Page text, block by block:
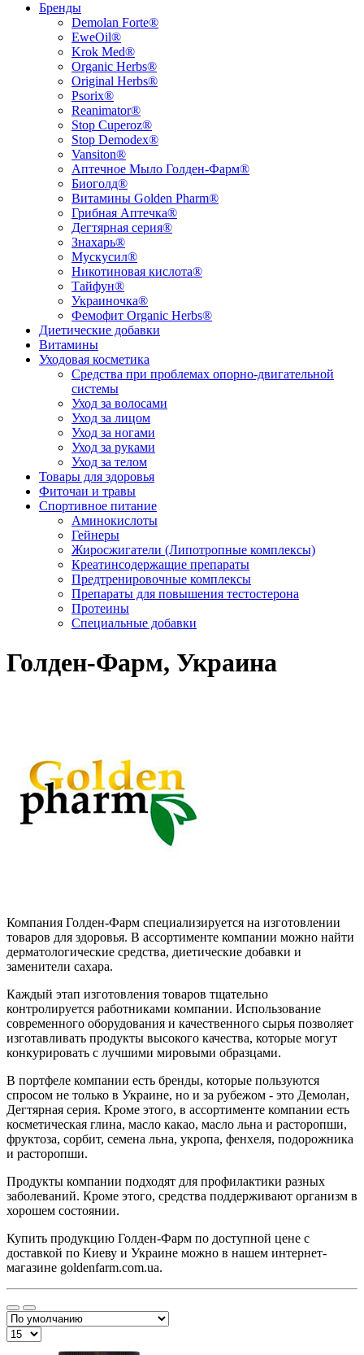
Бренды
Demolan Forte®
EweOil®
Krok Med®
Organic Herbs®
Original Herbs®
Psorix®
Reanimator®
Stop Cuperoz®
Stop Demodex®
Vansiton®
Аптечное Мыло Голден-Фарм®
Биоголд®
Витамины Golden Pharm®
Грибная Аптечка®
Дегтярная серия®
Знахарь®
Мускусил®
Никотиновая кислота®
Тайфун®
Украиночка®
Фемофит Organic Herbs®
Диетические добавки
Витамины
Уходовая косметика
Средства при проблемах опорно-двигательной
системы
Уход за волосами
Уход за лицом
Уход за ногами
Уход за руками
Уход за телом
Товары для здоровья
Фиточаи и травы
Спортивное питание
Аминокислоты
Гейнеры
Жиросжигатели (Липотропные комплексы)
Креатинсодержащие препараты
Предтренировочные комплексы
Препараты для повышения тестостерона
Протеины
Специальные добавки
Голден-Фарм, Украина
Компания Голден-Фарм специализируется на изготовлении
товаров для здоровья. В ассортименте компании можно найти
дерматологические средства, диетические добавки и
заменители сахара.
Каждый этап изготовления товаров тщательно
контролируется работниками компании. Использование
современного оборудования и качественного сырья позволяет
изготавливать продукты высокого качества, которые могут
конкурировать с лучшими мировыми образцами.
В портфеле компании есть бренды, которые пользуются
спросом не только в Украине, но и за рубежом - это Демолан,
Дегтярная серия. Кроме этого, в ассортименте компании есть
косметическая глина, масло какао, масло льна и расторопши,
фруктоза, сорбит, семена льна, укропа, фенхеля, подорожника
и расторопши.
Продукты компании подходят для профилактики разных
заболеваний. Кроме этого, средства поддерживают организм в
хорошем состоянии.
Купить продукцию Голден-Фарм по доступной цене с
доставкой по Киеву и Украине можно в нашем интернет-
магазине goldenfarm.com.ua.